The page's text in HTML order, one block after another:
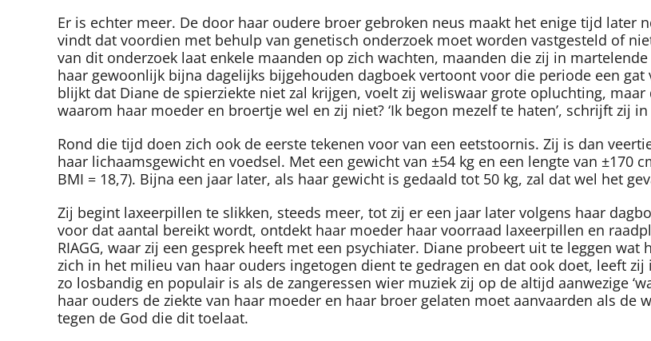
Er is echter meer. De door haar oudere broer gebroken neus maakt het enige tijd later
vindt dat voordien met behulp van genetisch onderzoek moet worden vastgesteld of
van dit onderzoek laat enkele maanden op zich wachten, maanden die zij in
haar gewoonlijk bijna dagelijks bijgehouden dagboek vertoont voor die periode een
blijkt dat Diane de spierziekte niet zal krijgen, voelt zij weliswaar grote opluchting,
waarom haar moeder en broertje wel en zij niet? ‘Ik begon mezelf te haten’, schrijft zij
Rond die tijd doen zich ook de eerste tekenen voor van een eetstoornis. Zij is dan
haar lichaamsgewicht en voedsel. Met een gewicht van ±54 kg en een lengte van ±170
BMI = 18,7). Bijna een jaar later, als haar gewicht is gedaald tot 50 kg, zal dat wel het
Zij begint laxeerpillen te slikken, steeds meer, tot zij er een jaar later volgens haar
voor dat aantal bereikt wordt, ontdekt haar moeder haar voorraad laxeerpillen en
RIAGG, waar zij een gesprek heeft met een psychiater. Diane probeert uit te leggen
zich in het milieu van haar ouders ingetogen dient te gedragen en dat ook doet, leeft
zo losbandig en populair is als de zangeressen wier muziek zij op de altijd aanwezige
haar ouders de ziekte van haar moeder en haar broer gelaten moet aanvaarden als de
tegen de God die dit toelaat.